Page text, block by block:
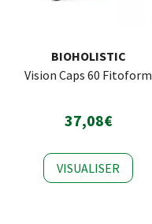
BIOHOLISTIC
Vision Caps 60 Fitoform
37,08€
VISUALISER